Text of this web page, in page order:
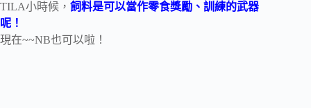
TILA小時候， 飼料是可以當作零食獎勵、訓練的武器
呢！
現在~~NB也可以啦！